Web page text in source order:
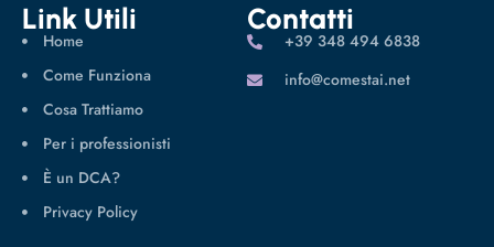
Link Utili
Home
Come Funziona
Cosa Trattiamo
Per i professionisti
È un DCA?
Privacy Policy
Contatti
‪+39 348 494 6838
info@comestai.net